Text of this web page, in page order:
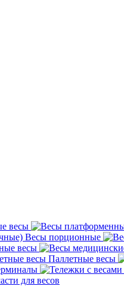
весы
Весы порционные
весы
Паллетные весы
для весов